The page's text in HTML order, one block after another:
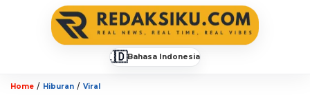
🇮🇩Bahasa Indonesia
Home / Hiburan / Viral